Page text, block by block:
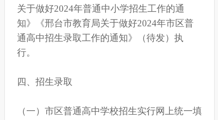
关于做好2024年普通中小学招生工作的通
知》《邢台市教育局关于做好2024年市区普
通高中招生录取工作的通知》（待发）执
行。
四、招生录取
（一）市区普通高中学校招生实行网上统一填